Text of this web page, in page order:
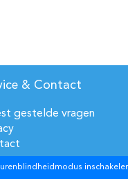
& Contact
gestelde vragen